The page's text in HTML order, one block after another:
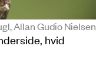
Allan Gudio Nielsen
hvid